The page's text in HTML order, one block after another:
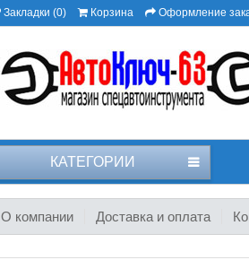
Закладки (0) Корзина Оформление
КАТЕГОРИИ
О компании Доставка и оплата